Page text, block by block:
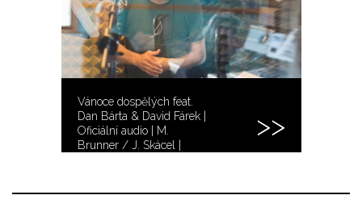
Vánoce dospělých feat.
Dan Bárta & David Fárek |
Oficiální audio | M.
Brunner / J. Skácel |